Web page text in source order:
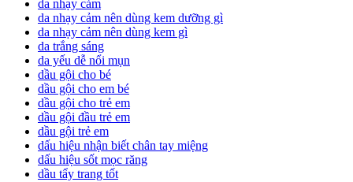
da nhạy cảm
da nhạy cảm nên dùng kem dưỡng gì
da nhạy cảm nên dùng kem gì
da trắng sáng
da yếu dễ nổi mụn
dầu gội cho bé
dầu gội cho em bé
dầu gội cho trẻ em
dầu gội đầu trẻ em
dầu gội trẻ em
dấu hiệu nhận biết chân tay miệng
dấu hiệu sốt mọc răng
dầu tẩy trang tốt